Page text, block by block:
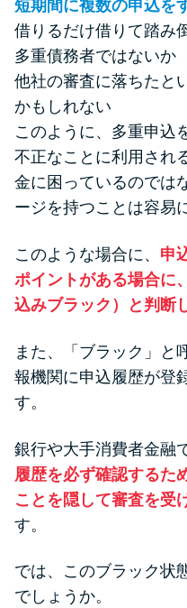
ては
の対処
安や審
ブラッ
は？3
アコム
る？
方法
アコム
の？
プロミ
説！
方法は
年収が
短期間に複数の申込を
借りるだけ借りて踏み
多重債務者ではないか
他社の審査に落ちたと
かもしれない
このように、多重申込
不正なことに利用され
金に困っているのでは
ージを持つことは容易
このような場合に、 申
ポイントがある場合に
込みブラック）と判断
また、「ブラック」と
報機関に申込履歴が登
す。
銀行や大手消費者金融
履歴を必ず確認するた
ことを隠して審査を受
す。
では、このブラック状
でしょうか。